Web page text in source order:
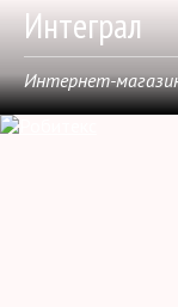
Интеграл
Интернет-